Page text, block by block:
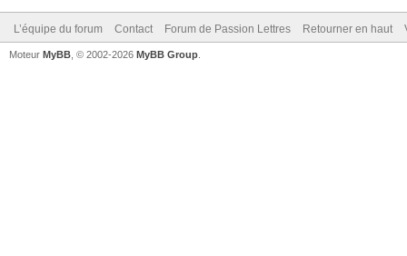
L’équipe du forum Contact Forum de Passion Lettres Retourner en haut
Moteur MyBB , © 2002-2026 MyBB Group